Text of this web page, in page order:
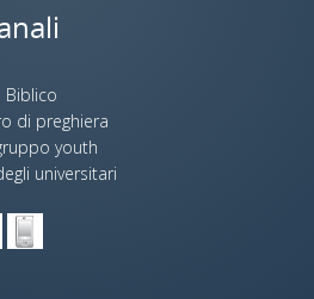
Biblico
di preghiera
youth
universitari